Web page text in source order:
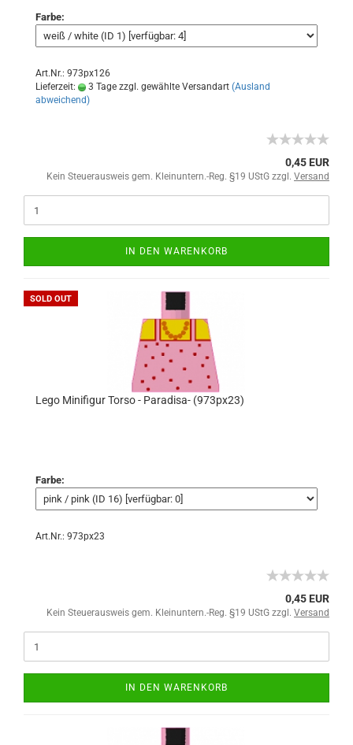
Farbe:
Art.Nr.: 973px126
Lieferzeit:
3 Tage zzgl. gewählte Versandart (Ausland
abweichend)
0,45 EUR
Kein Steuerausweis gem. Kleinuntern.-Reg. §19 UStG zzgl. Versand
IN DEN WARENKORB
SOLD OUT
Lego Minifigur Torso - Paradisa- (973px23)
Farbe:
Art.Nr.: 973px23
0,45 EUR
Kein Steuerausweis gem. Kleinuntern.-Reg. §19 UStG zzgl. Versand
IN DEN WARENKORB